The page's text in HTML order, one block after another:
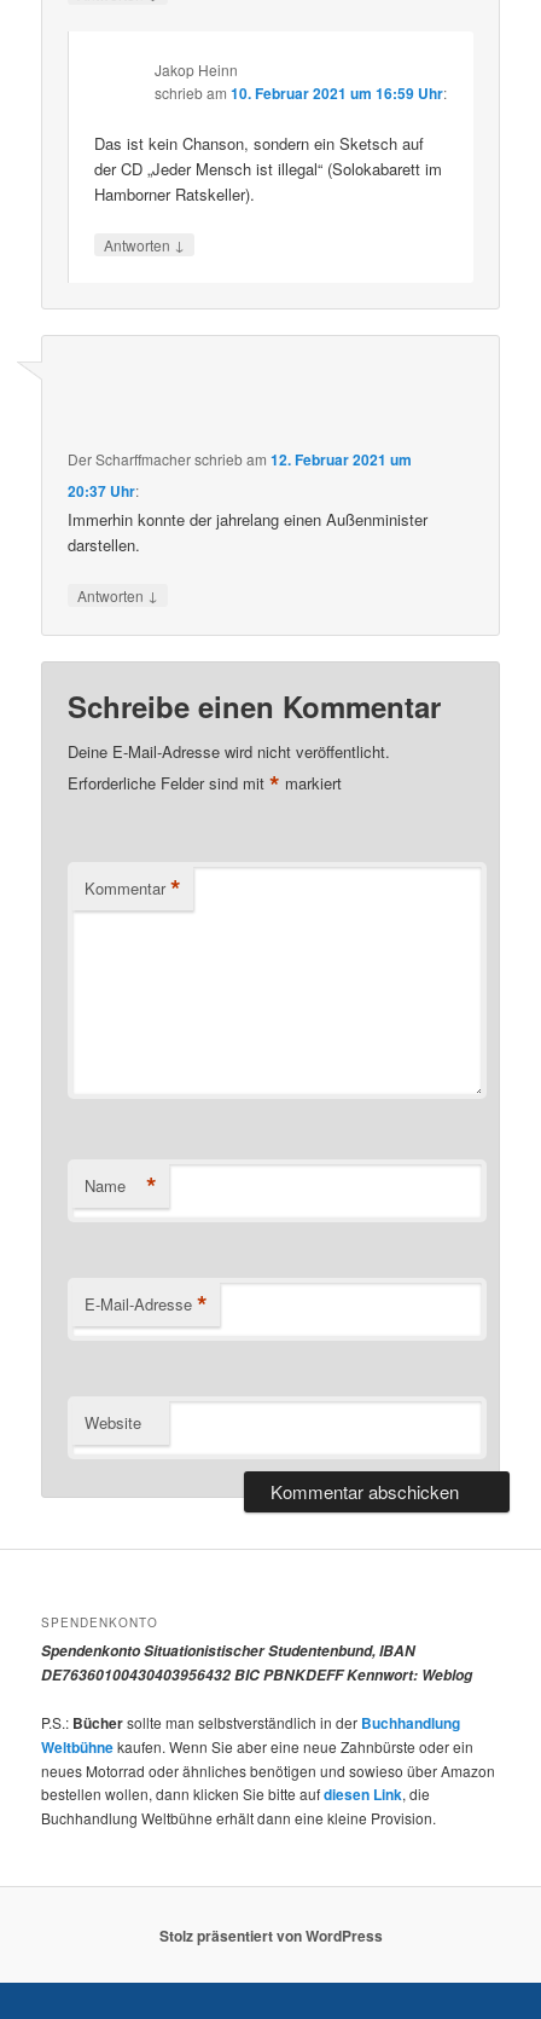
Jakop Heinn
schriebam10. Februar 2021 um 16:59 Uhr:
Das ist kein Chanson, sondern ein Sketsch auf
der CD „Jeder Mensch ist illegal“ (Solokabarett im
Hamborner Ratskeller).
Antworten ↓
Der Scharffmacherschriebam12. Februar 2021 um
20:37 Uhr:
Immerhin konnte der jahrelang einen Außenminister
darstellen.
Antworten ↓
Schreibe einen Kommentar
Deine E-Mail-Adresse wird nicht veröffentlicht.
Erforderliche Felder sind mit* markiert
Kommentar *
Name *
E-Mail-Adresse *
Website
SPENDENKONTO
Spendenkonto Situationistischer Studentenbund, IBAN
DE76360100430403956432 BIC PBNKDEFF Kennwort: Weblog
P.S.: Büchersollte man selbstverständlich in der Buchhandlung
Weltbühnekaufen. Wenn Sie aber eine neue Zahnbürste oder ein
neues Motorrad oder ähnliches benötigen und sowieso über Amazon
bestellen wollen, dann klicken Sie bitte aufdiesen Link, die
Buchhandlung Weltbühne erhält dann eine kleine Provision.
Stolz präsentiert von WordPress